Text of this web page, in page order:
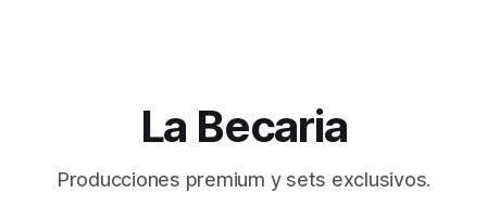
La Becaria
Producciones premium y sets exclusivos.